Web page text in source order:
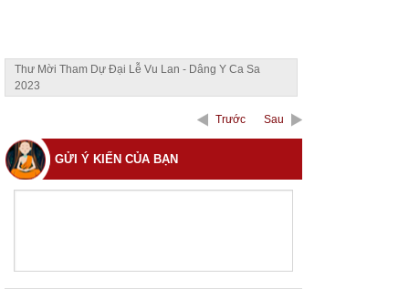
Thư Mời Tham Dự Đại Lễ Vu Lan - Dâng Y Ca Sa
2023
Trước Sau
GỬI Ý KIẾN CỦA BẠN